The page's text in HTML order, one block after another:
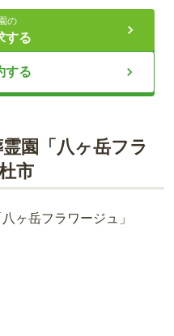
のお墓です。 ペット専用の
せたくない方におすすめで
の
する
する
園「八ヶ岳フラ
市